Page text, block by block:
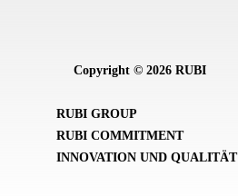
Copyright © 2026 RUBI
RUBI GROUP
RUBI COMMITMENT
INNOVATION UND QUALITÄT